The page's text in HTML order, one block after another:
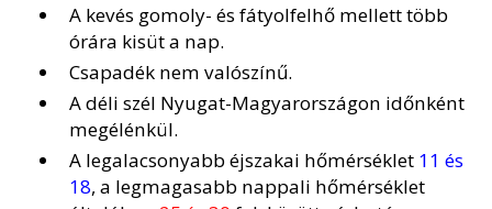
A kevés gomoly- és fátyolfelhő mellett több
órára kisüt a nap.
Csapadék nem valószínű.
A déli szél Nyugat-Magyarországon időnként
megélénkül.
A legalacsonyabb éjszakai hőmérséklet 11 és
18, a legmagasabb nappali hőmérséklet